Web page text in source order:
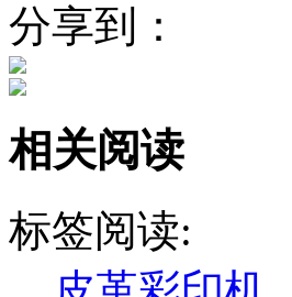
分享到：
相关阅读
标签阅读: